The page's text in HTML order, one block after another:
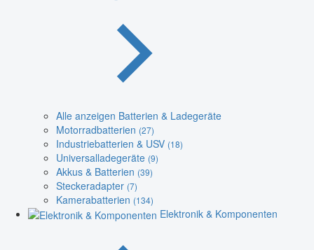
Alle anzeigen Batterien & Ladegeräte
Motorradbatterien (27)
Industriebatterien & USV (18)
Universalladegeräte (9)
Akkus & Batterien (39)
Steckeradapter (7)
Kamerabatterien (134)
Elektronik & Komponenten